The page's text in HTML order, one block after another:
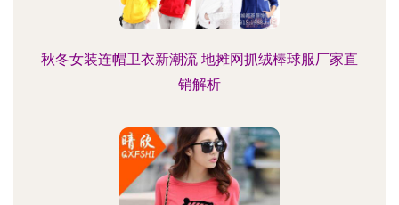
秋冬女装连帽卫衣新潮流 地摊网抓绒棒球服厂家直
销解析